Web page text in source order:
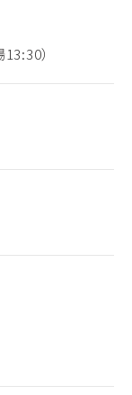
）